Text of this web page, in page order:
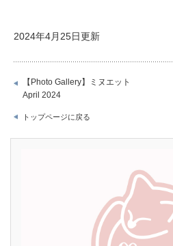
2024年4月25日更新
【Photo Gallery】ミヌエット
April 2024
トップページに戻る